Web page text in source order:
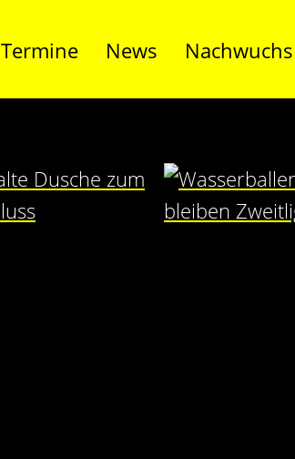
Termine News Nachwuchs